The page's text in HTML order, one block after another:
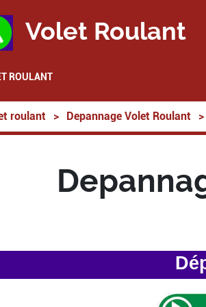
Volet Roulant
ROULANT
roulant > Depannage Volet Roulant >